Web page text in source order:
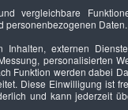
vergleichbare
personenbezogenen Daten.
Inhalten, externen
personalisierten
Funktion werden dabei
Diese Einwilligung ist
und kann jederzeit